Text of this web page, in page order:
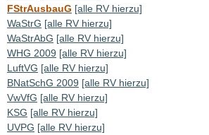
FStrAusbauG [alle RV hierzu]
WaStrG [alle RV hierzu]
WaStrAbG [alle RV hierzu]
WHG 2009 [alle RV hierzu]
LuftVG [alle RV hierzu]
BNatSchG 2009 [alle RV hierzu]
VwVfG [alle RV hierzu]
KSG [alle RV hierzu]
UVPG [alle RV hierzu]